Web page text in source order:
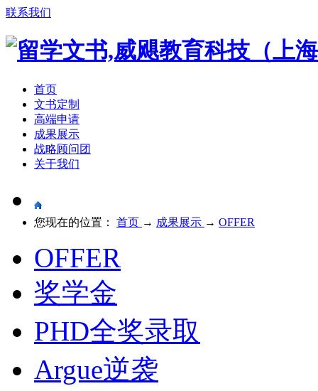
联系我们
首页
文书定制
高端申请
成果展示
战略顾问团
关于我们
您现在的位置： 首页 → 成果展示 → OFFER
OFFER
奖学金
PHD全奖录取
Argue逆袭